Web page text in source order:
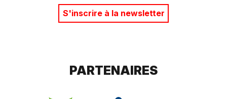
S'inscrire à la newsletter
PARTENAIRES